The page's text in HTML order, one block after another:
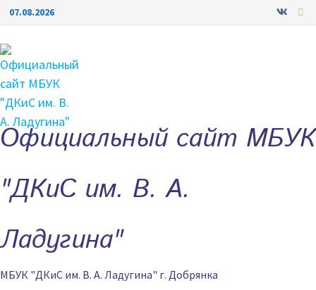
Перейти
содержимому
07.08.2026
Официальный сайт МБУК
"ДКиС им. В. А.
Ладугина"
МБУК "ДКиС им. В. А. Ладугина" г. Добрянка